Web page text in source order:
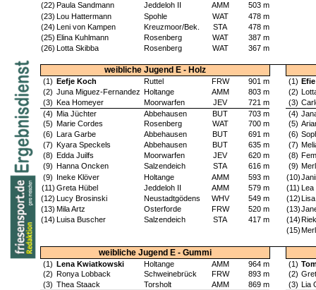
(22) Paula Sandmann Jeddeloh II AMM
503 m
(23) Lou Hattermann Spohle WAT
478 m
(24) Leni von Kampen Kreuzmoor/Bek. STA
478 m
(25) Elina Kuhlmann Rosenberg WAT
387 m
(26) Lotta Skibba Rosenberg WAT 367 m
weibliche Jugend E - Holz
(1) Eefje Koch Ruttel FRW 901 m (1)
(2) Juna Miguez-Fernandez Holtange AMM 803 m (2)
(3) Kea Homeyer Moorwarfen JEV 721 m (3)
(4) Mia Jüchter Abbehausen BUT 703 m (4)
(5) Marie Cordes Rosenberg WAT 700 m (5)
(6) Lara Garbe Abbehausen BUT 691 m (6)
(7) Kyara Speckels Abbehausen BUT 635 m (7)
(8) Edda Juilfs Moorwarfen JEV 620 m (8)
(9) Hanna Oncken Salzendeich STA 616 m (9)
(9) Ineke Klöver Holtange AMM 593 m (10)
(11) Greta Hübel Jeddeloh II AMM 579 m (11) Lea
(12) Lucy Brosinski Neustadtgödens WHV 549 m (12)
(13) Mila Artz Osterforde FRW 520 m (13)
(14) Luisa Buscher Salzendeich STA 417 m (14)
(15)
weibliche Jugend E - Gummi
(1) Lena Kwiatkowski Holtange AMM 964 m (1)
(2) Ronya Lobback Schweinebrück FRW 893 m (2)
(3) Thea Staack Torsholt AMM 869 m (3) Lia